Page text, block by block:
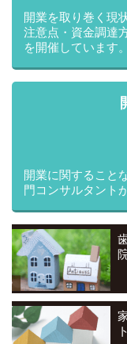
・共同して利用する
・共同して利用する
名又は名称
・取得方法
2.(6)法令に基づく場合
2.(7)人の生命、身体
あって、ご本人の同
2.(8)公衆衛生の向上
がある場合であって
2.(9)国の機関もしく
法令の定める事務を
合であって、ご本人
障を及ぼすおそれが
3.委託先について
株式会社インサイト
等に委託する場合、
者等を選定し、委託
を受けたものに対す
開業を取り巻く現
注意点・資金調達
を開催しています。
開業に関すること
門コンサルタント